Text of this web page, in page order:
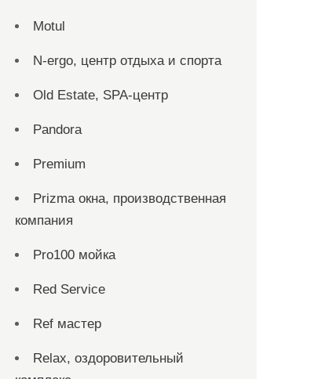
Motul
N-ergo, центр отдыха и спорта
Old Estate, SPA-центр
Pandora
Premium
Prizma окна, производственная
компания
Pro100 мойка
Red Service
Ref мастер
Relax, оздоровительный